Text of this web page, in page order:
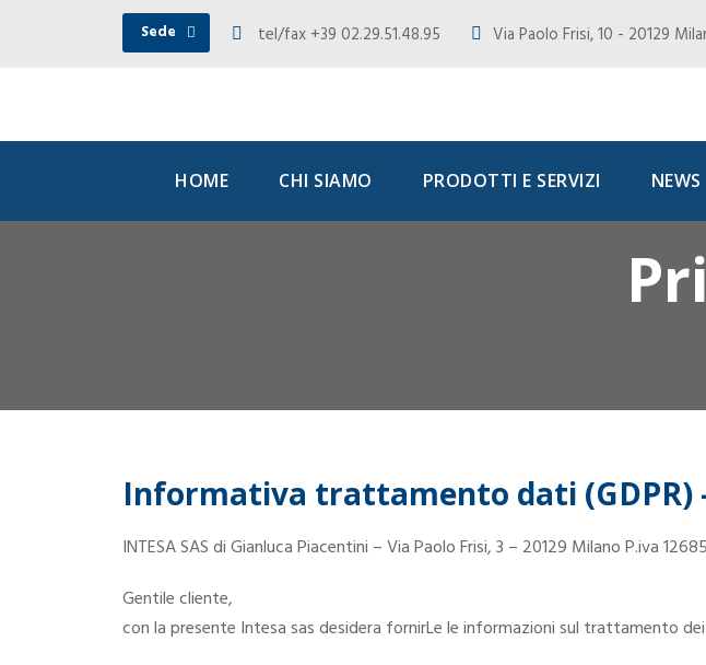
Sede tel/fax +39 02.29.51.48.95 Via Paolo Frisi, 10 - 20129
HOME CHI SIAMO PRODOTTI E SERVIZI NEWS
Informativa trattamento dati
INTESA SAS di Gianluca Piacentini – Via Paolo Frisi, 3 – 20129 Milano P.iva
Gentile cliente,
con la presente Intesa sas desidera fornirLe le informazioni sul trattamento